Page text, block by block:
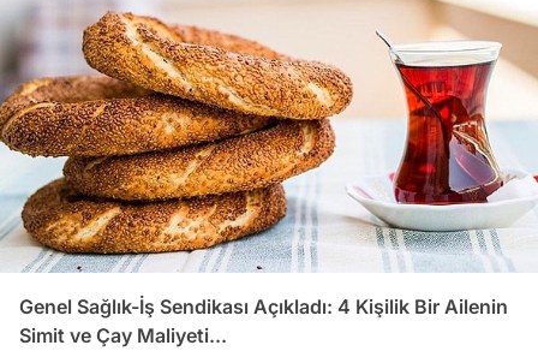
Genel Sağlık-İş Sendikası Açıkladı: 4 Kişilik Bir Ailenin
Simit ve Çay Maliyeti...